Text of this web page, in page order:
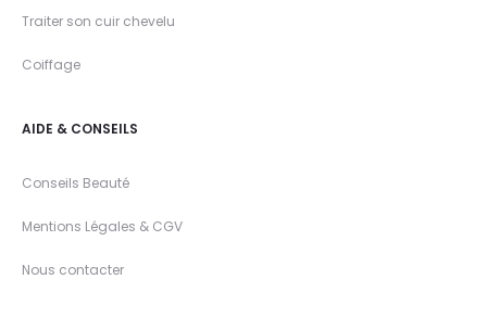
Traiter son cuir chevelu
Coiffage
AIDE & CONSEILS
Conseils Beauté
Mentions Légales & CGV
Nous contacter